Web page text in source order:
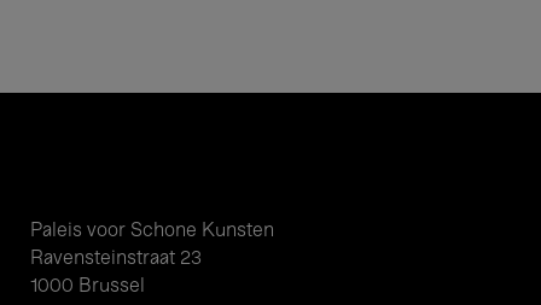
Paleis voor Schone Kunsten
Ravensteinstraat 23
1000 Brussel